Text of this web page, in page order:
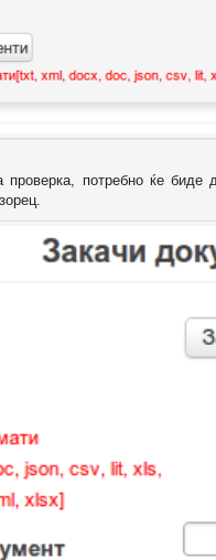
проверка, потребно ќе биде